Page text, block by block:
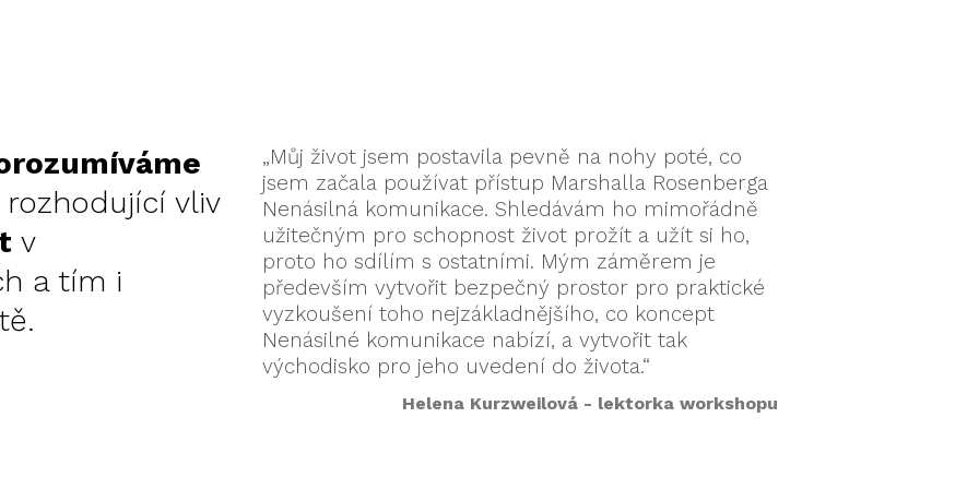
vliv
v
a tím i
„Můj život jsem postavila pevně na nohy poté, co
jsem začala používat přístup Marshalla Rosenberga
Nenásilná komunikace. Shledávám ho mimořádně
užitečným pro schopnost život prožít a užít si ho,
proto ho sdílím s ostatními. Mým záměrem je
především vytvořit bezpečný prostor pro praktické
vyzkoušení toho nejzákladnějšího, co koncept
Nenásilné komunikace nabízí, a vytvořit tak
východisko pro jeho uvedení do života.“
Helena Kurzweilová - lektorka workshopu